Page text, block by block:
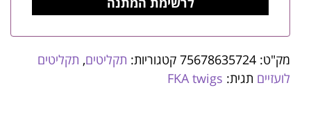
מק"ט: 75678635724 קטגוריות: תקליטים, תקליטים
לועזיים תגית: FKA twigs